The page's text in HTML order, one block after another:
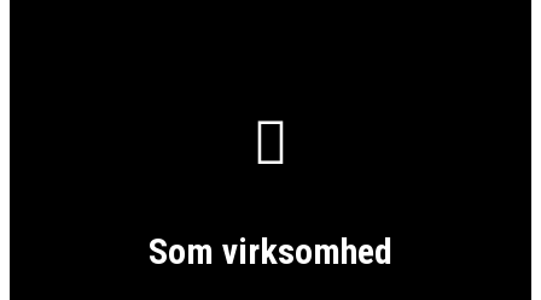

Som virksomhed